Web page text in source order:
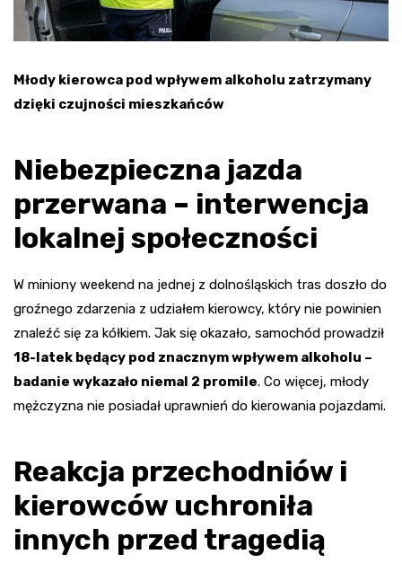
Młody kierowca pod wpływem alkoholu zatrzymany
dzięki czujności mieszkańców
Niebezpieczna jazda
przerwana – interwencja
lokalnej społeczności
W miniony weekend na jednej z dolnośląskich tras doszło do
groźnego zdarzenia z udziałem kierowcy, który nie powinien
znaleźć się za kółkiem. Jak się okazało, samochód prowadził
18-latek będący pod znacznym wpływem alkoholu –
badanie wykazało niemal 2 promile. Co więcej, młody
mężczyzna nie posiadał uprawnień do kierowania pojazdami.
Reakcja przechodniów i
kierowców uchroniła
innych przed tragedią